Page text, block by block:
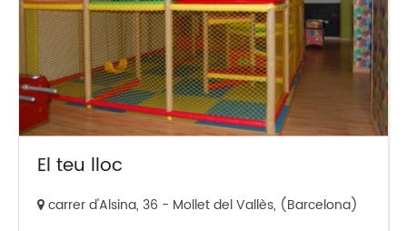
El teu lloc
carrer d'Alsina, 36 - Mollet del Vallès, (Barcelona)